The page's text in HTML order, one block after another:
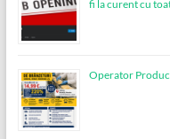
fi la curent cu
Operator